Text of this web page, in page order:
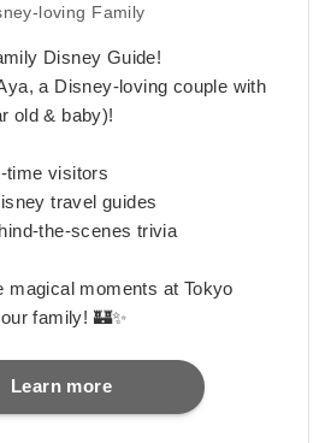
loving Family
Disney Guide!
a Disney-loving couple with
old & baby)!
time visitors
travel guides
the-scenes trivia
magical moments at Tokyo
family! 🏰✨
Learn more